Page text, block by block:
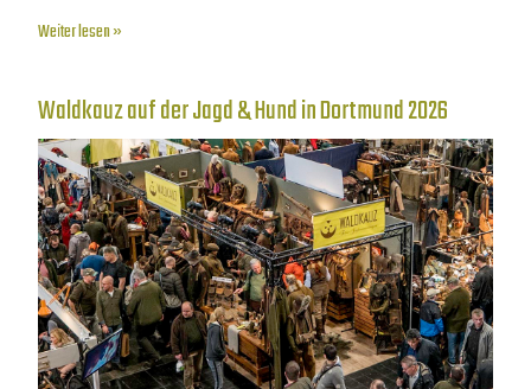
Weiter lesen »
Waldkauz auf der Jagd & Hund in Dortmund 2026